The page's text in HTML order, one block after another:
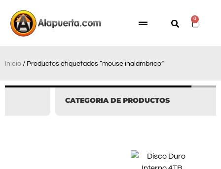
0
Inicio / Productos etiquetados “mouse inalambrico”
CATEGORIA DE PRODUCTOS